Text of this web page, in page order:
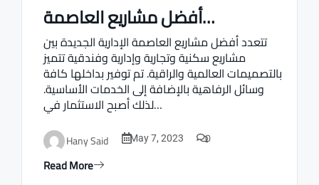
Real estate Estate ville أفضل مشاريع العاصمة…
تتعدد أفضل مشاريع العاصمة الإدارية الجديدة بين
مشاريع سكنية وتجارية وإدارية وفندقية تتميز
بالتصميمات العالمية والراقية. تم توفير بداخلها كافة
وسائل الرفاهية بالإضافة إلى الخدمات الأساسية.
لذلك أصبح الاستثمار في…
Hany Said May 7, 2023 0
Read More